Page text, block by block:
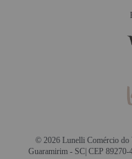
© 2026 Lunelli Comércio do
Guaramirim - SC| CEP